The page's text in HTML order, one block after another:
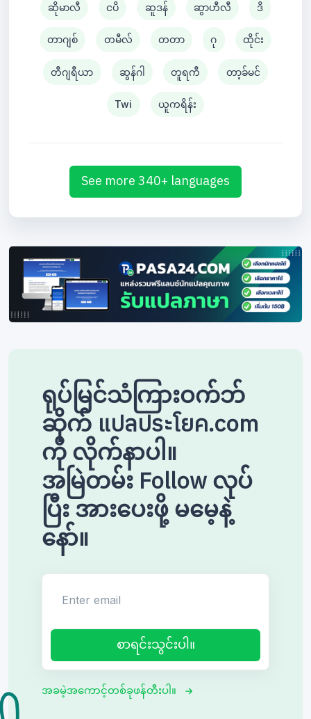
ဆိုမာလီ ငပိ ဆူဒန် ဆွာဟီလီ ဒိ
တာဂျစ် တမီလ် တတာ ဂု ထိုင်း
တီဂျရီယာ ဆွန်ဂါ တူရကီ တာ့ခ်မင်
Twi ယူကရိန်း
See more 340+ languages
ရုပ်မြင်သံကြားဝက်ဘ်
ဆိုက် แปลประโยค.com
ကို လိုက်နာပါ။
အမြဲတမ်း Follow လုပ်
ပြီး အားပေးဖို့ မမေ့နဲ့
နော်။
စာရင်းသွင်းပါ။
အခမဲ့အကောင့်တစ်ခုဖန်တီးပါ။